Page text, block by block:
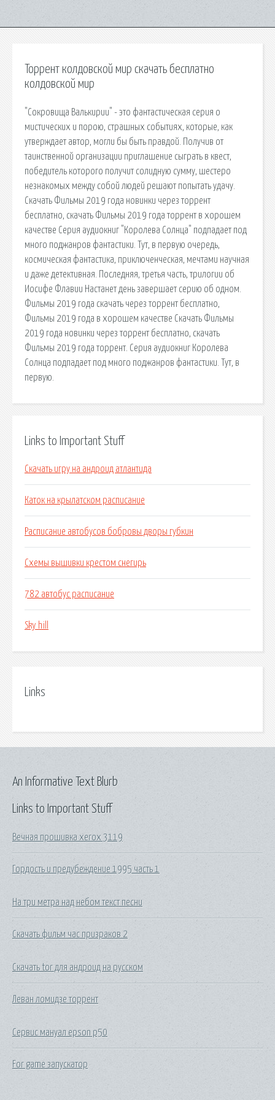
Торрент колдовской мир скачать бесплатно
колдовской мир
"Сокровища Валькирии" - это фантастическая серия о
мистических и порою, страшных событиях, которые, как
утверждает автор, могли бы быть правдой. Получив от
таинственной организации приглашение сыграть в квест,
победитель которого получит солидную сумму, шестеро
незнакомых между собой людей решают попытать удачу.
Скачать Фильмы 2019 года новинки через торрент
бесплатно, скачать Фильмы 2019 года торрент в хорошем
качестве Серия аудиокниг "Королева Солнца" подпадает под
много поджанров фантастики. Тут, в первую очередь,
космическая фантастика, приключенческая, мечтами научная
и даже детективная. Последняя, третья часть, трилогии об
Иосифе Флавии Настанет день завершает серию об одном.
Фильмы 2019 года скачать через торрент бесплатно,
Фильмы 2019 года в хорошем качестве Скачать Фильмы
2019 года новинки через торрент бесплатно, скачать
Фильмы 2019 года торрент. Серия аудиокниг Королева
Солнца подпадает под много поджанров фантастики. Тут, в
первую.
Links to Important Stuff
Скачать игру на андроид атлантида
Каток на крылатском расписание
Расписание автобусов бобровы дворы губкин
Схемы вышивки крестом снегирь
782 автобус расписание
Sky hill
Links
Links to Important Stuff
Вечная прошивка xerox 3119
Гордость и предубеждение 1995 часть 1
На три метра над небом текст песни
Скачать фильм час призраков 2
Скачать tor для андроид на русском
Леван ломидзе торрент
Сервис мануал epson p50
For game запускатор
An Informative Text Blurb